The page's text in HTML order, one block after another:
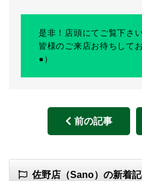
是非！店頭にてご覧下さい
皆様のご来店お待ちして
●）
前の記事
佐野店（Sano）の新着